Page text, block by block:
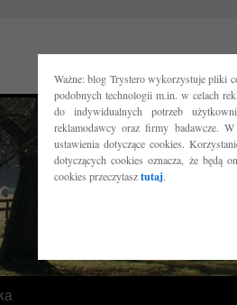
Ważne: blog Trystero wykorzystuje pliki
podobnych technologii m.in. w celach
do indywidualnych potrzeb
reklamodawcy oraz firmy badawcze.
ustawienia dotyczące cookies.
dotyczących cookies oznacza, że będą
cookies przeczytasztutaj.